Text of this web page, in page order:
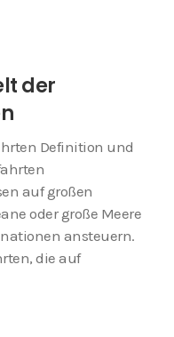
der
Definition und
auf großen
oder große Meere
ansteuern.
die auf